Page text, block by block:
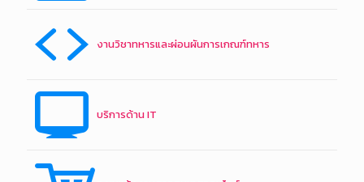
งานวิชาทหารและผ่อนผันการเกณฑ์ทหาร
บริการด้าน IT